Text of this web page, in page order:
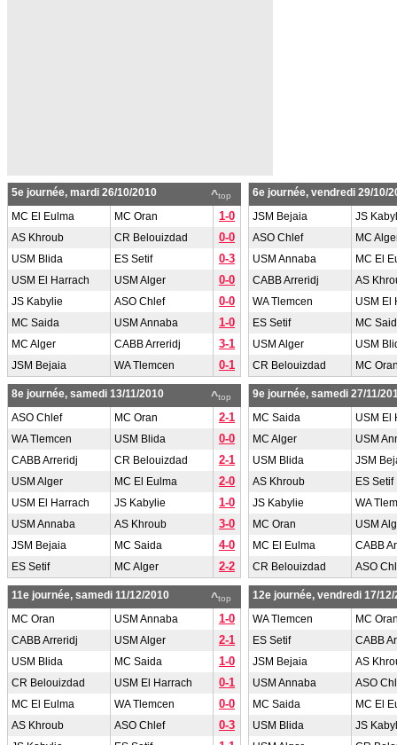
^top
5e journée, mardi 26/10/2010
MC El Eulma
MC Oran 1-0
AS Khroub CR Belouizdad 0-0
USM Blida ES Setif 0-3
USM El Harrach USM Alger 0-0
JS Kabylie ASO Chlef 0-0
MC Saida USM Annaba 1-0
MC Alger CABB Arreridj 3-1
JSM Bejaia WA Tlemcen 0-1
6e journée, vendredi 29/10/
JSM Bejaia
JS
ASO Chlef
MC
USM Annaba
MC El
CABB Arreridj
AS
WA Tlemcen
USM El
ES Setif
MC
USM Alger
USM
CR Belouizdad
MC
^top
8e journée, samedi 13/11/2010
ASO Chlef
MC Oran 2-1
WA Tlemcen USM Blida 0-0
CABB Arreridj CR Belouizdad 2-1
USM Alger MC El Eulma 2-0
USM El Harrach JS Kabylie 1-0
USM Annaba AS Khroub 3-0
JSM Bejaia MC Saida 4-0
ES Setif MC Alger 2-2
9e journée, samedi 27/11/
MC Saida
USM El
MC Alger
USM
USM Blida
JSM
AS Khroub
ES Setif
JS Kabylie
WA
MC Oran
USM
MC El Eulma
CABB
CR Belouizdad
ASO
^top
11e journée, samedi 11/12/2010
MC Oran
USM Annaba 1-0
CABB Arreridj USM Alger 2-1
USM Blida MC Saida 1-0
CR Belouizdad USM El Harrach 0-1
MC El Eulma WA Tlemcen 0-0
AS Khroub ASO Chlef 0-3
12e journée, vendredi 17/12/
WA Tlemcen
MC
ES Setif
CABB
JSM Bejaia
AS
USM Annaba
ASO
MC Saida
MC El
USM Blida
JS